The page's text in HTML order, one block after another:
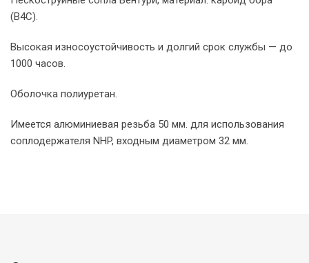
(В4С).
Высокая износоустойчивость и долгий срок службы — до
1000 часов.
Оболочка полиуретан.
Имеется алюминиевая резьба 50 мм. для использования
соплодержателя NHP, входным диаметром 32 мм.